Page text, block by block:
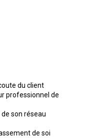
du client
professionnel de
son réseau
de soi